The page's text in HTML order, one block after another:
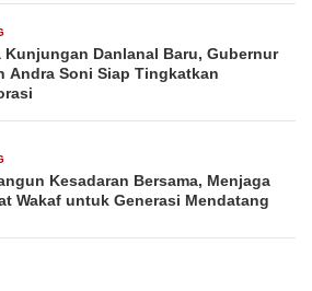
Kunjungan Danlanal Baru, Gubernur
Andra Soni Siap Tingkatkan
Kesadaran Bersama, Menjaga
Wakaf untuk Generasi Mendatang